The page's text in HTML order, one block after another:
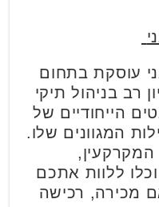
עוסקת בתחום
רב בניהול תיקי
הייחודיים של
המגוונים שלו.
ללוות אתכם
מכירה, רכישה